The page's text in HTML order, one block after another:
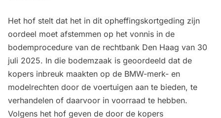
Het hof stelt dat het in dit opheffingskortgeding zijn
oordeel moet afstemmen op het vonnis in de
bodemprocedure van de rechtbank Den Haag van 30
juli 2025. In die bodemzaak is geoordeeld dat de
kopers inbreuk maakten op de BMW-merk- en
modelrechten door de voertuigen aan te bieden, te
verhandelen of daarvoor in voorraad te hebben.
Volgens het hof geven de door de kopers